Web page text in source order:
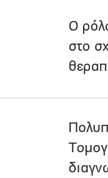
Ο
στο